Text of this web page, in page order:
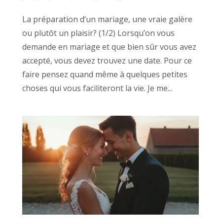
La préparation d’un mariage, une vraie galère
ou plutôt un plaisir? (1/2) Lorsqu’on vous
demande en mariage et que bien sûr vous avez
accepté, vous devez trouvez une date. Pour ce
faire pensez quand même à quelques petites
choses qui vous faciliteront la vie. Je me...